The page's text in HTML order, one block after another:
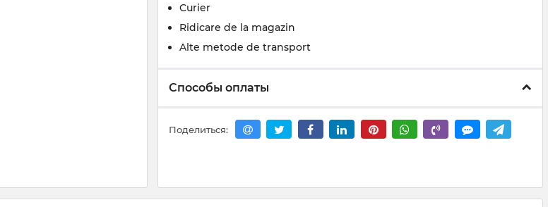
Curier
Ridicare de la magazin
Alte metode de transport
Способы оплаты
Поделиться: